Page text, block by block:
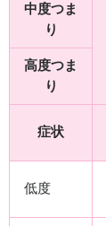
中度つま
り
高度つま
り
症状
低度